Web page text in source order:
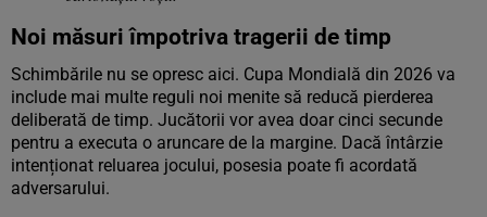
Noi măsuri împotriva tragerii de timp
Schimbările nu se opresc aici. Cupa Mondială din 2026 va
include mai multe reguli noi menite să reducă pierderea
deliberată de timp. Jucătorii vor avea doar cinci secunde
pentru a executa o aruncare de la margine. Dacă întârzie
intenționat reluarea jocului, posesia poate fi acordată
adversarului.